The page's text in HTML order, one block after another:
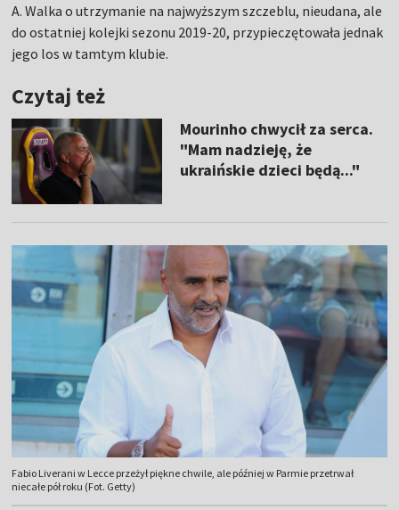
A. Walka o utrzymanie na najwyższym szczeblu, nieudana, ale
do ostatniej kolejki sezonu 2019-20, przypieczętowała jednak
jego los w tamtym klubie.
Czytaj też
Mourinho chwycił za serca.
"Mam nadzieję, że
ukraińskie dzieci będą..."
Fabio Liverani w Lecce przeżył piękne chwile, ale później w Parmie przetrwał
niecałe pół roku (Fot. Getty)